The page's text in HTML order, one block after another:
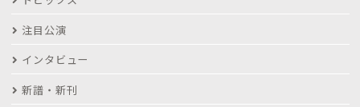
注目公演
インタビュー
新譜・新刊